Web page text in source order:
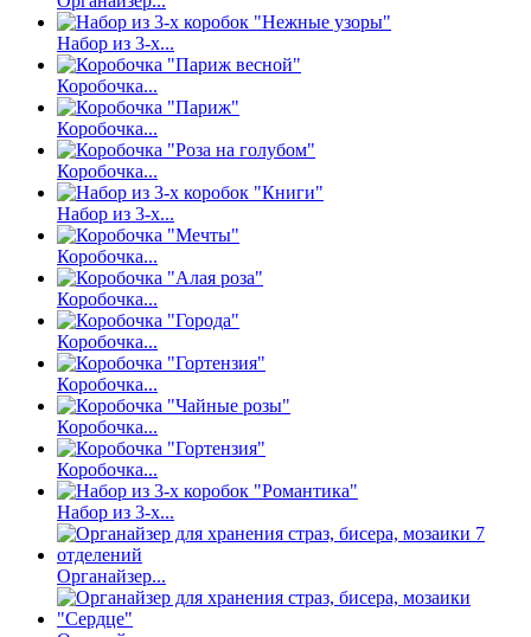
Набор из 3-х...
Коробочка...
Коробочка...
Коробочка...
Набор из 3-х...
Коробочка...
Коробочка...
Коробочка...
Коробочка...
Коробочка...
Коробочка...
Набор из 3-х...
Органайзер...